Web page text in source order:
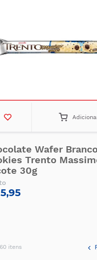
Wafer
Trento
30g
itens